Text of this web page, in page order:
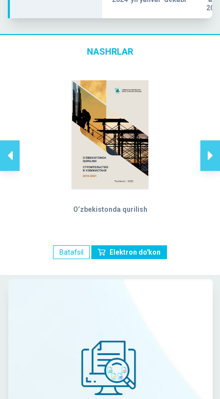
NASHRLAR
O’zbekistonda qurilish
Batafsil Elektron do'kon